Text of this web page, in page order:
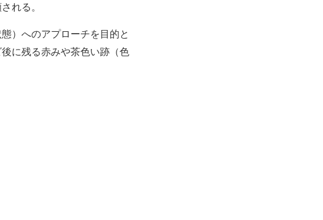
れる。
）へのアプローチを目的と
に残る赤みや茶色い跡（色